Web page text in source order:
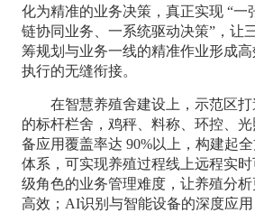
化为精准的业务决策，真正实现 “一
链协同业务、一系统驱动决策”，让
筹规划与业务一线的精准作业形成
执行的无缝衔接。
在智慧养殖舍建设上，示范区
的标杆栏舍，鸡秤、料称、环控、
备应用覆盖率达 90%以上，构建起
体系，可实现养殖过程线上远程实
级角色的业务管理难度，让养殖分
高效；AI识别与智能设备的深度应